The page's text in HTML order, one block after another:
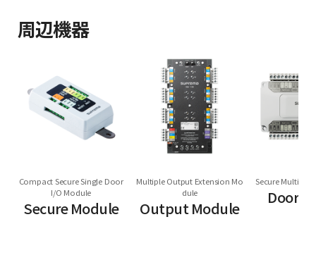
周辺機器
Compact Secure Single Door
I/O Module
Secure Module
Multiple Output Extension Mo
dule
Output Module
Secure Multi
Door